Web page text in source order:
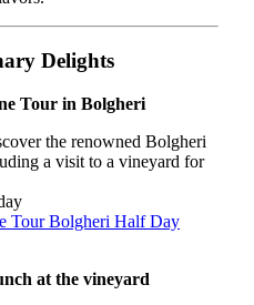
Delights
Tour in Bolgheri
the renowned Bolgheri
a visit to a vineyard for
Tour Bolgheri Half Day
at the vineyard